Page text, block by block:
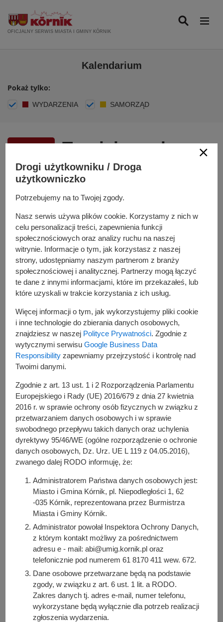
OFICJALNY SERWIS MIASTA I GMINY KÓRNIK
Kalendarium
Pokaż tylko:
WYDARZENIA SAMORZĄD
23
Październik
Turniej szachowy
dla dzieci w
KCRiS OAZA
Zapraszamy! :)
Kiedy?
2024-10-23, godz. 16:30
2024-10-23, godz. 19:00
Drogi użytkowniku / Droga
użytkowniczko
Potrzebujemy na to Twojej zgody.
Nasz serwis używa plików cookie. Korzystamy z nich w
celu personalizacji treści, zapewnienia funkcji
społecznościowych oraz analizy ruchu na naszej
witrynie. Informacje o tym, jak korzystasz z naszej
strony, udostępniamy naszym partnerom z branży
społecznościowej i analitycznej. Partnerzy mogą łączyć
te dane z innymi informacjami, które im przekazałeś, lub
które uzyskali w trakcie korzystania z ich usług.
Więcej informacji o tym, jak wykorzystujemy pliki cookie
i inne technologie do zbierania danych osobowych,
znajdziesz w naszej Polityce Prywatności. Zgodnie z
wytycznymi serwisuGoogle Business Data
Responsibility zapewniamy przejrzystość i kontrolę nad
Twoimi danymi.
Zgodnie z art. 13 ust. 1 i 2 Rozporządzenia Parlamentu
Europejskiego i Rady (UE) 2016/679 z dnia 27 kwietnia
2016 r. w sprawie ochrony osób fizycznych w związku z
przetwarzaniem danych osobowych i w sprawie
swobodnego przepływu takich danych oraz uchylenia
dyrektywy 95/46/WE (ogólne rozporządzenie o ochronie
danych osobowych, Dz. Urz. UE L 119 z 04.05.2016),
zwanego dalej RODO informuję, że:
Administratorem Państwa danych osobowych jest:
Miasto i Gmina Kórnik, pl. Niepodległości 1, 62
-035 Kórnik, reprezentowana przez Burmistrza
Miasta i Gminy Kórnik.
Administrator powołał Inspektora Ochrony Danych,
z którym kontakt możliwy za pośrednictwem
adresu e - mail: abi@umig.kornik.pl oraz
telefonicznie pod numerem 61 8170 411 wew. 672.
Dane osobowe przetwarzane będą na podstawie
zgody, w związku z art. 6 ust. 1 lit. a RODO.
Zakres danych tj. adres e-mail, numer telefonu,
wykorzystane będą wyłącznie dla potrzeb realizacji
zgłoszenia wydarzenia.